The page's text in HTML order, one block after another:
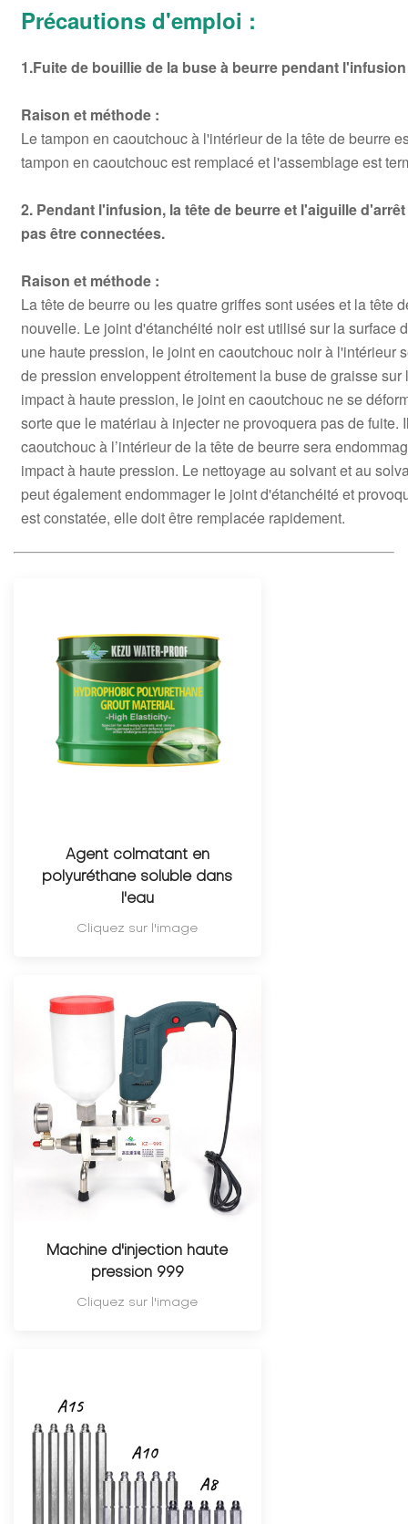
Précautions d'emploi :
1.Fuite de bouillie de la buse à beurre pendant l'infusion
Raison et méthode :
Le tampon en caoutchouc à l'intérieur de la tête de beurre
tampon en caoutchouc est remplacé et l'assemblage est
2. Pendant l'infusion, la tête de beurre et l'aiguille
pas être connectées.
Raison et méthode :
La tête de beurre ou les quatre griffes sont usées et la tête
nouvelle. Le joint d'étanchéité noir est utilisé sur la surface
une haute pression, le joint en caoutchouc noir à l'intérieur
de pression enveloppent étroitement la buse de graisse
impact à haute pression, le joint en caoutchouc ne se
sorte que le matériau à injecter ne provoquera pas de
caoutchouc à l’intérieur de la tête de beurre sera
impact à haute pression. Le nettoyage au solvant et au
peut également endommager le joint d'étanchéité et
est constatée, elle doit être remplacée rapidement.
Agent colmatant en
polyuréthane soluble dans
l'eau
Cliquez sur l'image
Machine d'injection haute
pression 999
Cliquez sur l'image